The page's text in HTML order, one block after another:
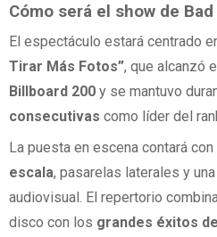
Cómo será el show de
El espectáculo estará centrado
Tirar Más Fotos”, que alcanzó
Billboard 200 y se mantuvo
consecutivas como líder del
La puesta en escena contará con
escala, pasarelas laterales y
audiovisual. El repertorio
disco con los grandes éxitos